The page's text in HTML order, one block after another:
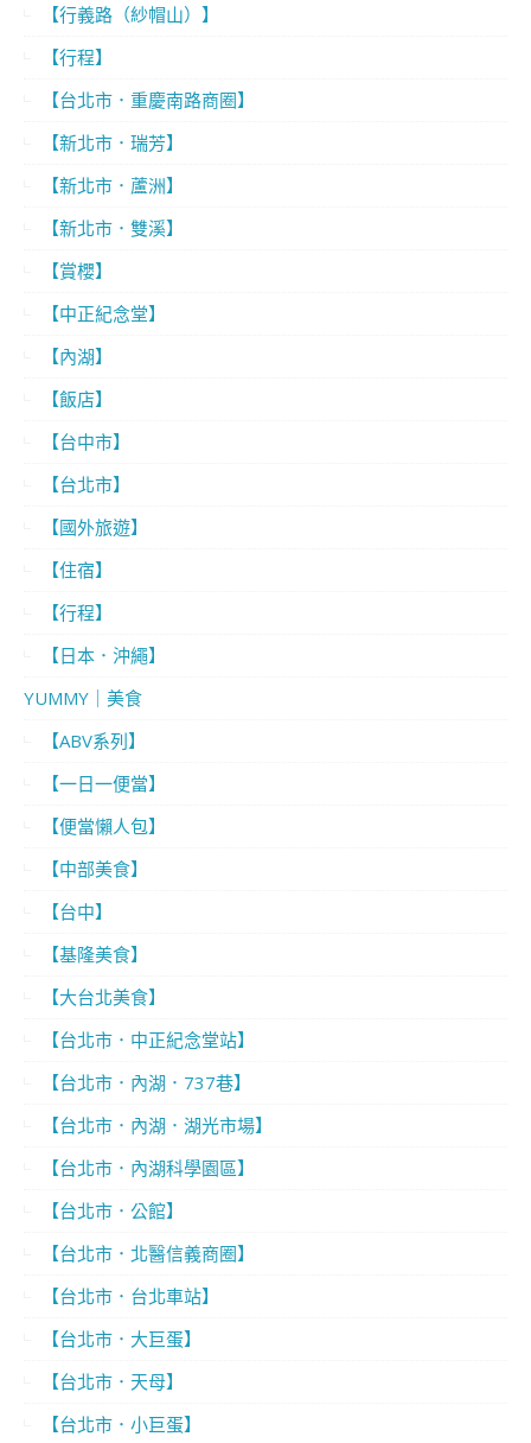
【行義路（紗帽山）】
【行程】
【台北市．重慶南路商圈】
【新北市．瑞芳】
【新北市．蘆洲】
【新北市．雙溪】
【賞櫻】
【中正紀念堂】
【內湖】
【飯店】
【台中市】
【台北市】
【國外旅遊】
【住宿】
【行程】
【日本．沖繩】
YUMMY｜美食
【ABV系列】
【一日一便當】
【便當懶人包】
【中部美食】
【台中】
【基隆美食】
【大台北美食】
【台北市．中正紀念堂站】
【台北市．內湖．737巷】
【台北市．內湖．湖光市場】
【台北市．內湖科學園區】
【台北市．公館】
【台北市．北醫信義商圈】
【台北市．台北車站】
【台北市．大巨蛋】
【台北市．天母】
【台北市．小巨蛋】